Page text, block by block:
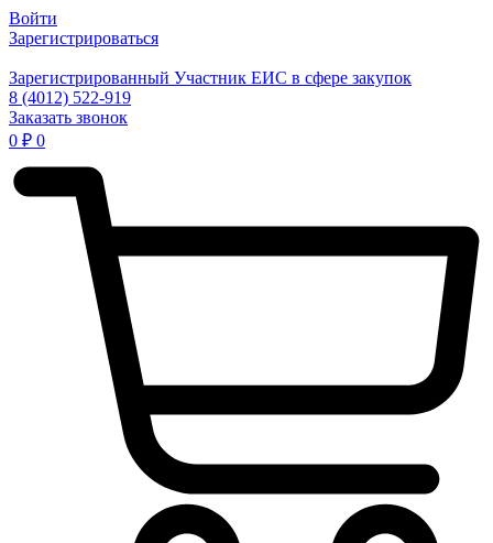
Войти
Зарегистрироваться
Зарегистрированный Участник ЕИС в сфере закупок
8 (4012) 522-919
Заказать звонок
0 ₽ 0